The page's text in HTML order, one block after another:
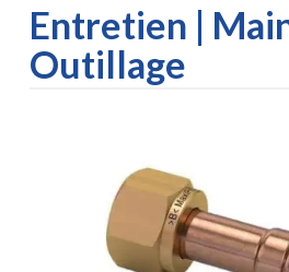
Entretien |
Outillage